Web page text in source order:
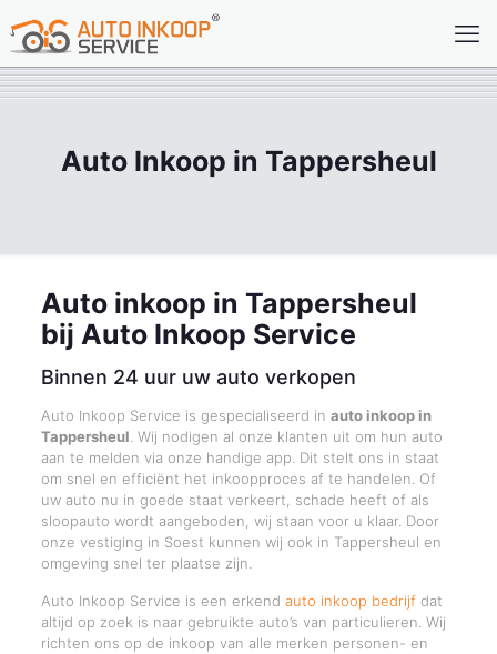
Auto Inkoop in Tappersheul
Auto inkoop in Tappersheul
bij Auto Inkoop Service
Binnen 24 uur uw auto verkopen
Auto Inkoop Service is gespecialiseerd in auto inkoop in
Tappersheul . Wij nodigen al onze klanten uit om hun auto
aan te melden via onze handige app. Dit stelt ons in staat
om snel en efficiënt het inkoopproces af te handelen. Of
uw auto nu in goede staat verkeert, schade heeft of als
sloopauto wordt aangeboden, wij staan voor u klaar. Door
onze vestiging in Soest kunnen wij ook in Tappersheul en
omgeving snel ter plaatse zijn.
Auto Inkoop Service is een erkend auto inkoop bedrijfdat
altijd op zoek is naar gebruikte auto’s van particulieren. Wij
richten ons op de inkoop van alle merken personen- en